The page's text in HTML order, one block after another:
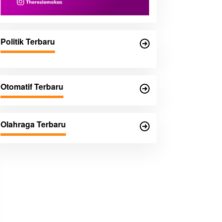
Politik Terbaru
Otomatif Terbaru
Olahraga Terbaru